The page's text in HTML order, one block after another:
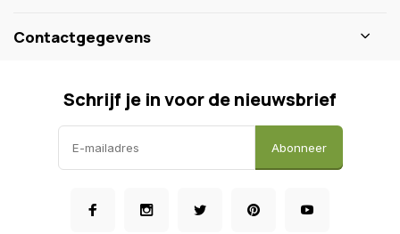
Contactgegevens
Schrijf je in voor de nieuwsbrief
Abonneer